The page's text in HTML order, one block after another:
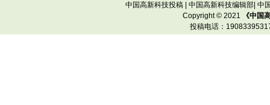
中国高新科技投稿| 中国高新科技编辑部| 中
Copyright © 2021
《中国
投稿电话：